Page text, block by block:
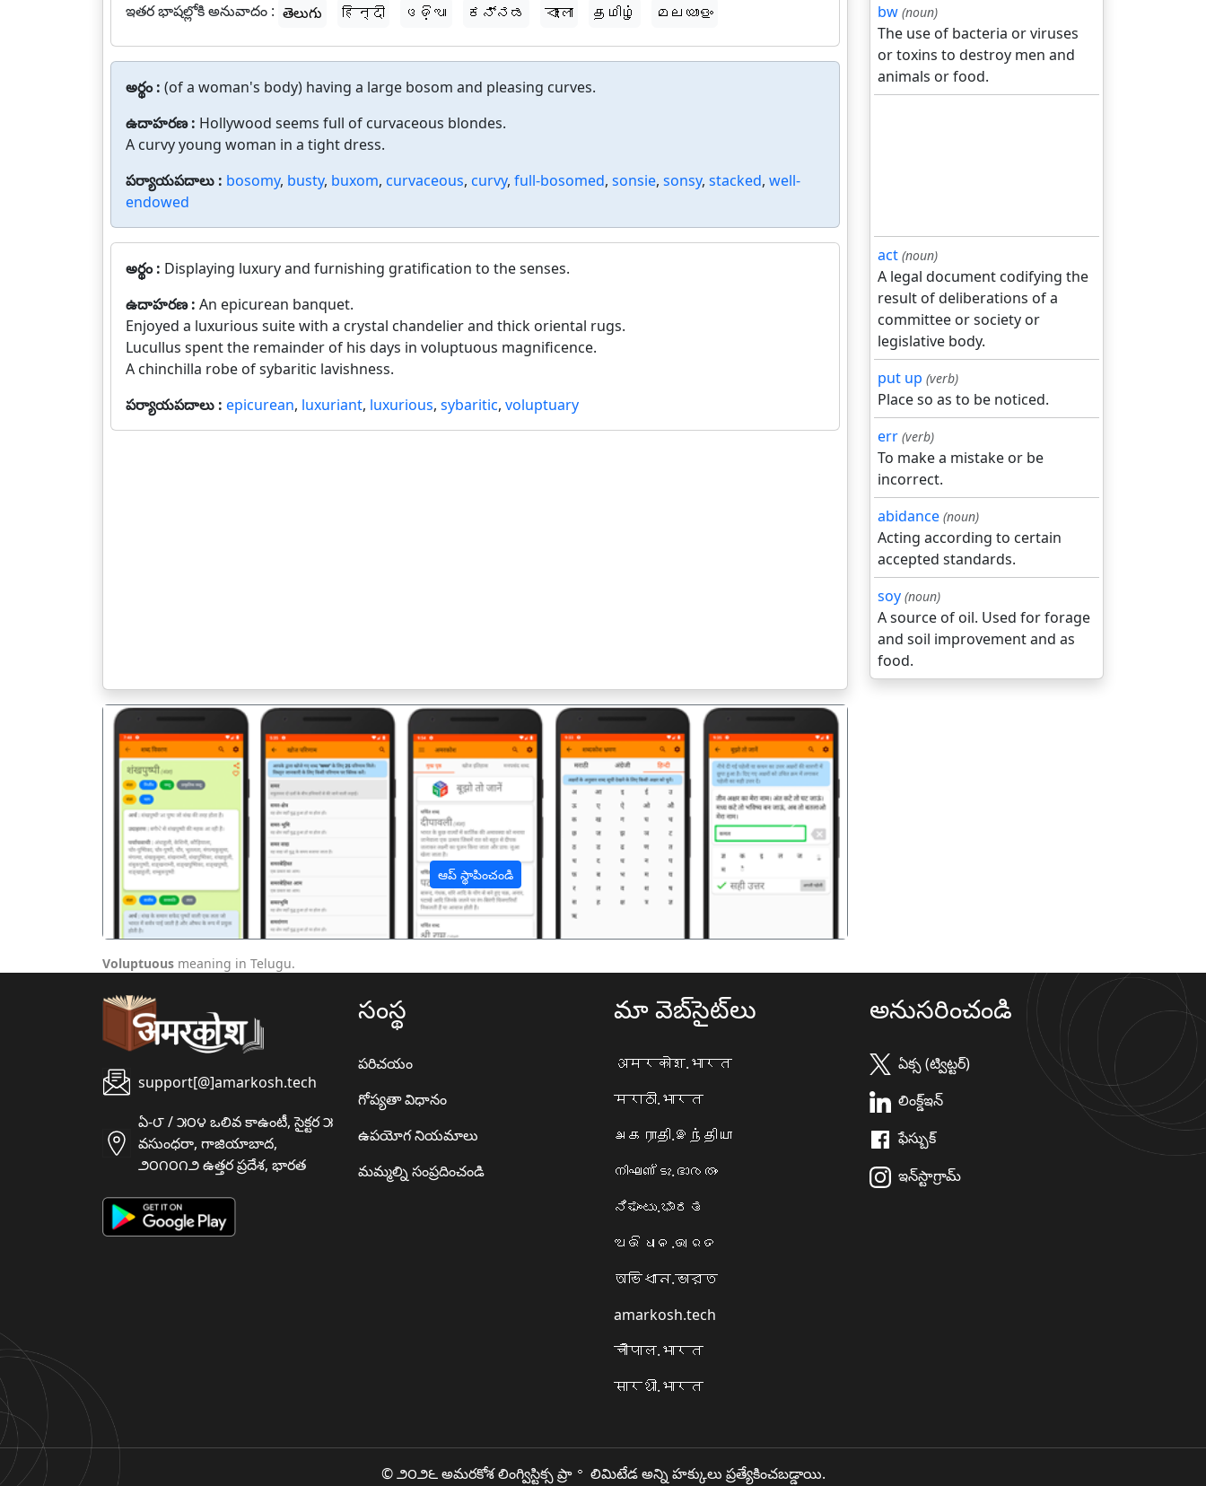
ఇతర భాషల్లోకి అనువాదం : తెలుగు हिन्दी ଓଡ଼ିଆ ಕನ್ನಡ বাংলা தமிழ் മലയാളം
అర్థం : (of a woman's body) having a large bosom and pleasing curves.
ఉదాహరణ : Hollywood seems full of curvaceous blondes.
A curvy young woman in a tight dress.
పర్యాయపదాలు : bosomy, busty, buxom, curvaceous, curvy, full-bosomed, sonsie, sonsy, stacked, well-
endowed
అర్థం : Displaying luxury and furnishing gratification to the senses.
ఉదాహరణ : An epicurean banquet.
Enjoyed a luxurious suite with a crystal chandelier and thick oriental rugs.
Lucullus spent the remainder of his days in voluptuous magnificence.
A chinchilla robe of sybaritic lavishness.
పర్యాయపదాలు : epicurean, luxuriant, luxurious, sybaritic, voluptuary
ఆప్ స్థాపించండి
पिछला अगला
bw (noun)
The use of bacteria or viruses
or toxins to destroy men and
animals or food.
act (noun)
A legal document codifying the
result of deliberations of a
committee or society or
legislative body.
put up (verb)
Place so as to be noticed.
err (verb)
To make a mistake or be
incorrect.
abidance (noun)
Acting according to certain
accepted standards.
soy (noun)
A source of oil. Used for forage
and soil improvement and as
food.
Voluptuous meaning in Telugu.
support[@]amarkosh.tech
ఏ-౮ / ౫౦౪ ఒలివ కాఉంటీ, సైక్టర ౫
వసుంధరా, గాజియాబాద,
౨౦౧౦౧౨ ఉత్తర ప్రదేశ, భారత
సంస్థ
పరిచయం
గోప్యతా విధానం
ఉపయోగ నియమాలు
మమ్మల్ని సంప్రదించండి
మా వెబ్‌సైట్‌లు
अमरकोश.भारत
मराठी.भारत
அகராதி.இந்தியா
നിഘണ്ടു.ഭാരതം
ನಿಘಂಟು.ಭಾರತ
ଅଭିଧାନ.ଭାରତ
অভিধান.ভারত
amarkosh.tech
चौपाल.भारत
सारथी.भारत
అనుసరించండి
ఏక్స (ట్విట్టర్)
లింక్డ్ఇన్
ఫేస్బుక్
ఇన్‌స్టాగ్రామ్
© ౨౦౨౬ అమరకోశ లింగ్విస్టిక్స ప్రా॰ లిమిటేడ అన్ని హక్కులు ప్రత్యేకించబడ్డాయి.